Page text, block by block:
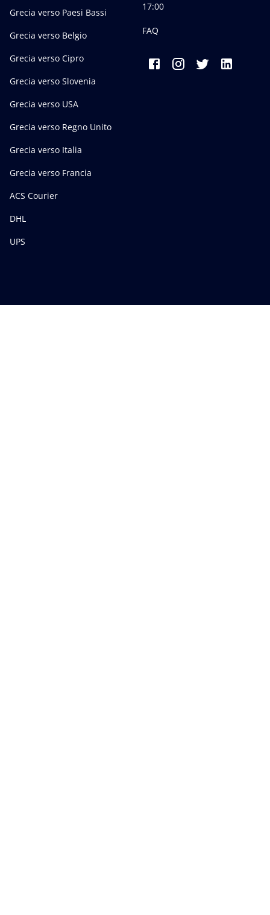
Grecia verso Paesi Bassi
Grecia verso Belgio
Grecia verso Cipro
Grecia verso Slovenia
Grecia verso USA
Grecia verso Regno Unito
Grecia verso Italia
Grecia verso Francia
ACS Courier
DHL
UPS
17:00
FAQ